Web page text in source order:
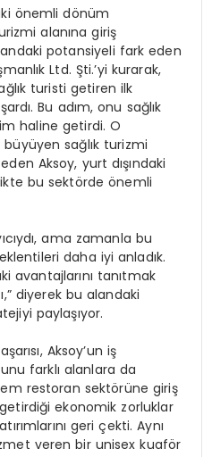
önemli dönüm
alanına giriş
potansiyeli fark eden
Ltd. Şti.’yi kurarak,
turisti getiren ilk
Bu adım, onu sağlık
haline getirdi. O
sağlık turizmi
Aksoy, yurt dışındaki
bu sektörde önemli
ama zamanla bu
daha iyi anladık.
avantajlarını tanıtmak
diyerek bu alandaki
paylaşıyor.
Aksoy’un iş
farklı alanlara da
restoran sektörüne giriş
ekonomik zorluklar
geri çekti. Aynı
veren bir unisex kuaför